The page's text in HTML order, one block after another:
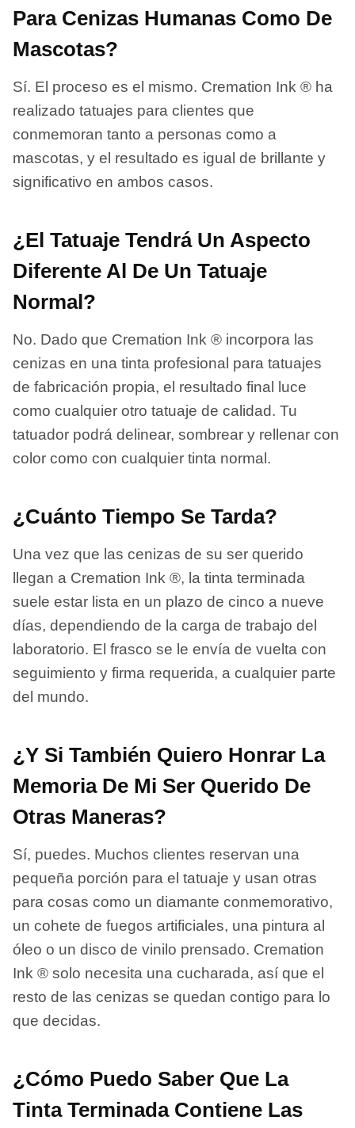
Para Cenizas Humanas Como De
Mascotas?
Sí. El proceso es el mismo. Cremation Ink ® ha
realizado tatuajes para clientes que
conmemoran tanto a personas como a
mascotas, y el resultado es igual de brillante y
significativo en ambos casos.
¿El Tatuaje Tendrá Un Aspecto
Diferente Al De Un Tatuaje
Normal?
No. Dado que Cremation Ink ® incorpora las
cenizas en una tinta profesional para tatuajes
de fabricación propia, el resultado final luce
como cualquier otro tatuaje de calidad. Tu
tatuador podrá delinear, sombrear y rellenar con
color como con cualquier tinta normal.
¿Cuánto Tiempo Se Tarda?
Una vez que las cenizas de su ser querido
llegan a Cremation Ink ®, la tinta terminada
suele estar lista en un plazo de cinco a nueve
días, dependiendo de la carga de trabajo del
laboratorio. El frasco se le envía de vuelta con
seguimiento y firma requerida, a cualquier parte
del mundo.
¿Y Si También Quiero Honrar La
Memoria De Mi Ser Querido De
Otras Maneras?
Sí, puedes. Muchos clientes reservan una
pequeña porción para el tatuaje y usan otras
para cosas como un diamante conmemorativo,
un cohete de fuegos artificiales, una pintura al
óleo o un disco de vinilo prensado. Cremation
Ink ® solo necesita una cucharada, así que el
resto de las cenizas se quedan contigo para lo
que decidas.
¿Cómo Puedo Saber Que La
Tinta Terminada Contiene Las